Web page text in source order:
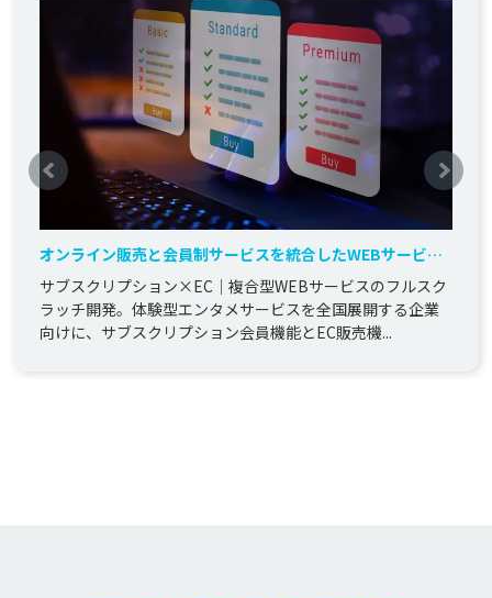
オンライン販売と会員制サービスを統合したWEBサービス
開発
サブスクリプション×EC｜複合型WEBサービスのフルスク
ラッチ開発。体験型エンタメサービスを全国展開する企業
向けに、サブスクリプション会員機能とEC販売機...